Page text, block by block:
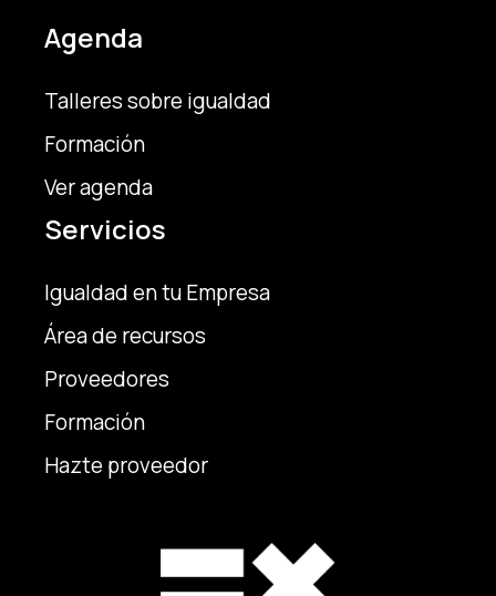
Servicios
Igualdad en tu Empresa
Área de recursos
Proveedores
Formación
Hazte proveedor
Agenda
Talleres sobre igualdad
Formación
Ver agenda